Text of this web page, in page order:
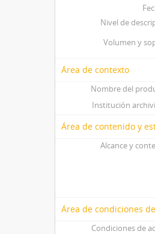
Nivel de
Volumen y
Área de contexto
Nombre del
Institución
Área de contenido y
Alcance y
Área de condiciones
Condiciones de